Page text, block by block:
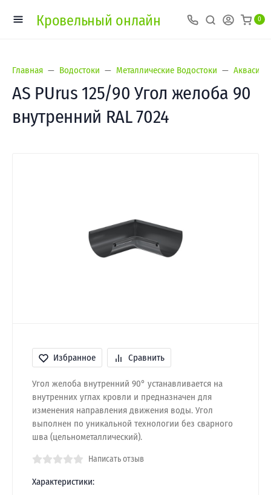
Кровельный онлайн 0
Главная Водостоки Металлические Водостоки
AS PUrus 125/90 Угол желоба 90
внутренний RAL 7024
Избранное Сравнить
Угол желоба внутренний 90° устанавливается на
внутренних углах кровли и предназначен для
изменения направления движения воды. Угол
выполнен по уникальной технологии без сварного
шва (цельнометаллический).
Написать отзыв
Характеристики: